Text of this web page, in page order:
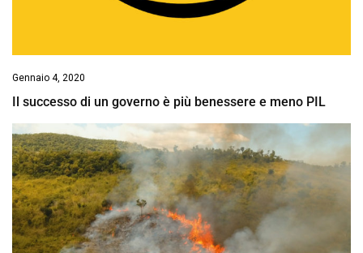
Gennaio 4, 2020
Il successo di un governo è più benessere e meno PIL